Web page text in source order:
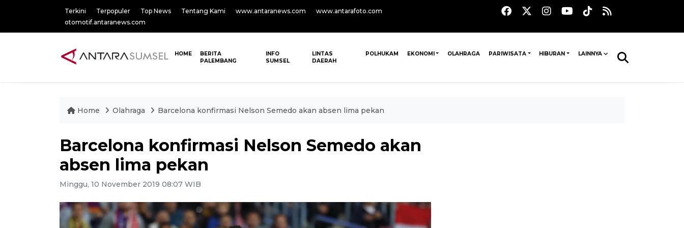
Terkini Terpopuler Top News Tentang Kami www.antaranews.com
www.antarafoto.com
otomotif.antaranews.com
HOME
BERITA
PALEMBANG
INFO
SUMSEL
LINTAS
DAERAH
POLHUKAM EKONOMI OLAHRAGA PARIWISATA HIBURAN LAINNYA
Home Olahraga Barcelona konfirmasi Nelson Semedo akan absen lima pekan
Barcelona konfirmasi Nelson Semedo akan
absen lima pekan
Minggu, 10 November 2019 08:07 WIB